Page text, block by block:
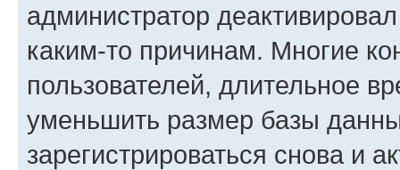
администратор
каким-то причинам. Многие
пользователей, длительное
уменьшить размер базы
зарегистрироваться снова и